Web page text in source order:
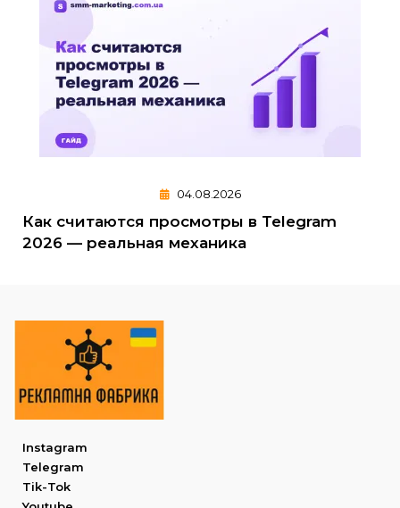
04.08.2026
Как считаются просмотры в Telegram
2026 — реальная механика
Instagram
Telegram
Tik-Tok